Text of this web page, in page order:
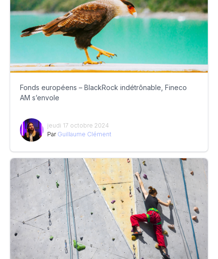
Fonds européens – BlackRock indétrônable, Fineco
AM s’envole
jeudi 17 octobre 2024
Par Guillaume Clément